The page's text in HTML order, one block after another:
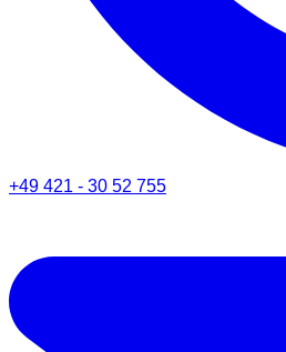
+49 421 - 30 52 755